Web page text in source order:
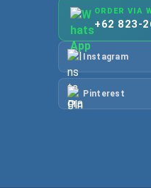
ORDER VIA
+62 823-
Instagram
Pinterest